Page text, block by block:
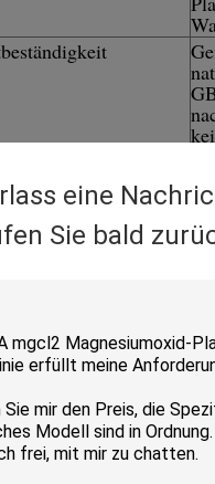
eine
Sie bald
In
> 5,5 MPa
Masse) ~1000 kg/m3 (+/-
~26% maximale
(langsame
~6%